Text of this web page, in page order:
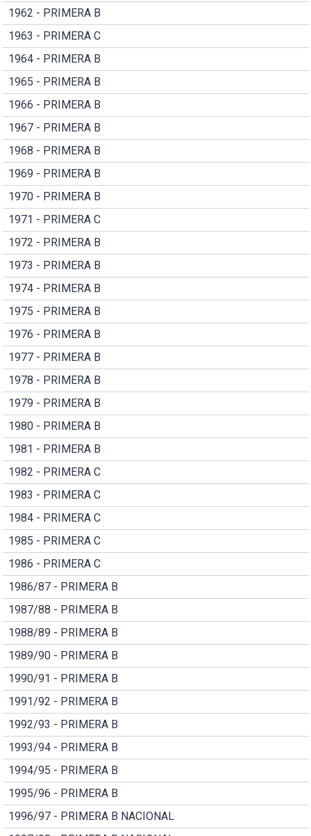
1962 - PRIMERA B
1963 - PRIMERA C
1964 - PRIMERA B
1965 - PRIMERA B
1966 - PRIMERA B
1967 - PRIMERA B
1968 - PRIMERA B
1969 - PRIMERA B
1970 - PRIMERA B
1971 - PRIMERA C
1972 - PRIMERA B
1973 - PRIMERA B
1974 - PRIMERA B
1975 - PRIMERA B
1976 - PRIMERA B
1977 - PRIMERA B
1978 - PRIMERA B
1979 - PRIMERA B
1980 - PRIMERA B
1981 - PRIMERA B
1982 - PRIMERA C
1983 - PRIMERA C
1984 - PRIMERA C
1985 - PRIMERA C
1986 - PRIMERA C
1986/87 - PRIMERA B
1987/88 - PRIMERA B
1988/89 - PRIMERA B
1989/90 - PRIMERA B
1990/91 - PRIMERA B
1991/92 - PRIMERA B
1992/93 - PRIMERA B
1993/94 - PRIMERA B
1994/95 - PRIMERA B
1995/96 - PRIMERA B
1996/97 - PRIMERA B NACIONAL